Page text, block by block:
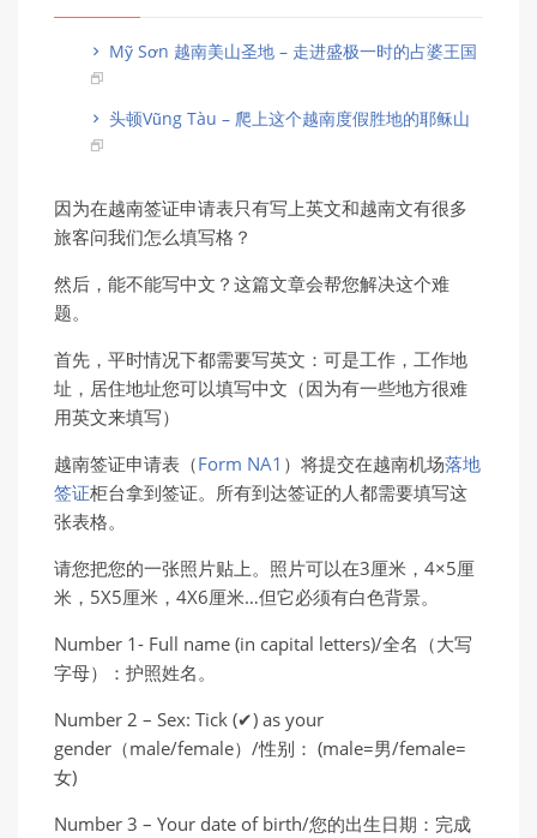
Mỹ Sơn 越南美山圣地 – 走进盛极一时的占婆王国
头顿Vũng Tàu – 爬上这个越南度假胜地的耶稣山
因为在越南签证申请表只有写上英文和越南文有很多
旅客问我们怎么填写格？
然后，能不能写中文？这篇文章会帮您解决这个难
题。
首先，平时情况下都需要写英文：可是工作，工作地
址，居住地址您可以填写中文（因为有一些地方很难
用英文来填写）
越南签证申请表（Form NA1 ）将提交在越南机场落地
签证柜台拿到签证。 所有到达签证的人都需要填写这
张表格。
请您把您的一张照片贴上。照片可以在3厘米，4×5厘
米，5X5厘米，4X6厘米…但它必须有白色背景。
Number 1- Full name (in capital letters)/全名（大写
字母）：护照姓名。
Number 2 – Sex: Tick (✔) as your
gender（male/female）/性别： (male=男/female=
女)
Number 3 – Your date of birth/您的出生日期：完成